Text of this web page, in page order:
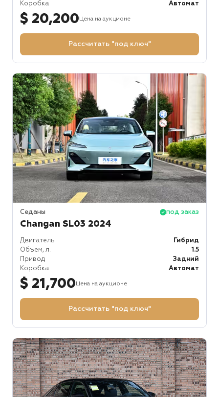
Коробка
Автомат
$ 20,200 Цена на аукционе
Рассчитать "под ключ"
Седаны под заказ
Changan SL03 2024
Двигатель
Гибрид
Объем, л.
1.5
Привод
Задний
Коробка
Автомат
$ 21,700 Цена на аукционе
Рассчитать "под ключ"